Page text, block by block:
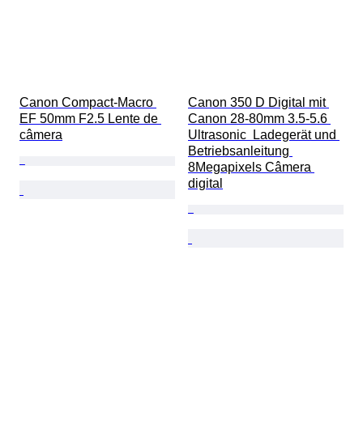
Canon Compact-Macro
EF 50mm F2.5 Lente de
câmera
Canon 350 D Digital mit
Canon 28-80mm 3.5-5.6
Ultrasonic  Ladegerät und
Betriebsanleitung
8Megapixels Câmera
digital